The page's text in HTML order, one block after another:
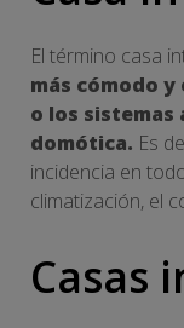
El término casa
más cómodo
o los
domótica. Es
incidencia en
climatización, el
Casas